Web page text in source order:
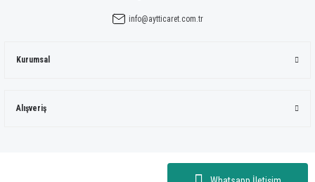
info@aytticaret.com.tr
Kurumsal
Alışveriş